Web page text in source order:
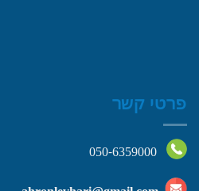
פרטי קשר
050-6359000